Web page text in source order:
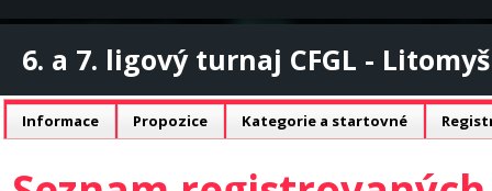
6. a 7. ligový turnaj CFGL -
Informace Propozice Kategorie a startovné